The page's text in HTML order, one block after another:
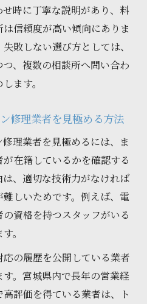
時に丁寧な説明があり、料
信頼度が高い傾向にありま
敗しない選び方としては、
、複数の相談所へ問い合わ
ます。
修理業者を見極める方法
理業者を見極めるには、ま
在籍しているかを確認する
、適切な技術力がなければ
しいためです。例えば、電
資格を持つスタッフがいる
。
の履歴を公開している業者
。宮城県内で長年の営業経
評価を得ている業者は、ト